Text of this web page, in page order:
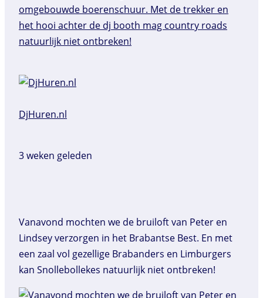
DjHuren.nl️
3 weken geleden
Vanavond mochten we de bruiloft van Peter en
Lindsey verzorgen in het Brabantse Best. En met
een zaal vol gezellige Brabanders en Limburgers
kan Snollebollekes natuurlijk niet ontbreken!